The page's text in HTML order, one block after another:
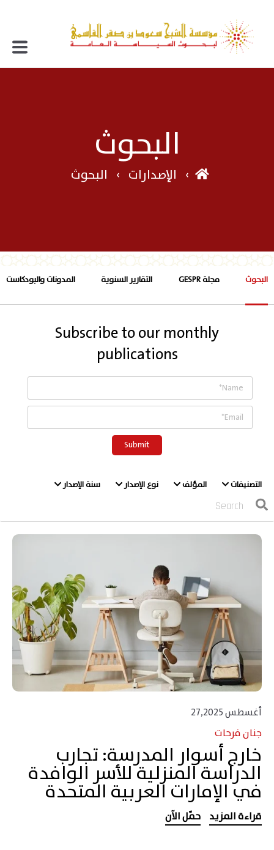
البحوث
الإصدارات البحوث
البحوث مجلة GESPR التقارير السنوية المدونات والبودكاست
Subscribe to our monthly
publications
التصنيفات المؤلف نوع الإصدار سنة الإصدار
أغسطس 27,2025
جنان فرحات
خارج أسوار المدرسة: تجارب
الدراسة المنزلية للأسر الوافدة
في الإمارات العربية المتحدة
قراءة المزيد حمّل الآن